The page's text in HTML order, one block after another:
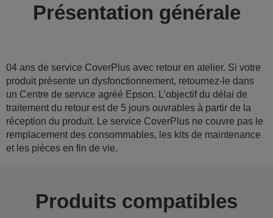
Présentation générale
04 ans de service CoverPlus avec retour en atelier. Si votre
produit présente un dysfonctionnement, retournez-le dans
un Centre de service agréé Epson. L’objectif du délai de
traitement du retour est de 5 jours ouvrables à partir de la
réception du produit. Le service CoverPlus ne couvre pas le
remplacement des consommables, les kits de maintenance
et les pièces en fin de vie.
Produits compatibles